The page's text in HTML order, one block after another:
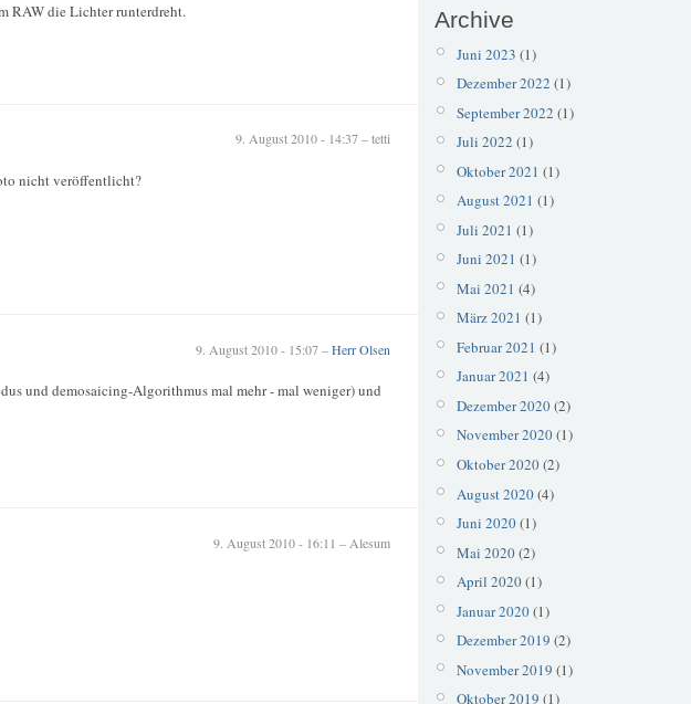
RAW die Lichter runterdreht.
9. August 2010 - 14:37 – tetti
nicht veröffentlicht?
9. August 2010 - 15:07 –Herr Olsen
und demosaicing-Algorithmus mal mehr - mal weniger) und
9. August 2010 - 16:11 – Alesum
Archive
Juni 2023 (1)
Dezember 2022 (1)
September 2022 (1)
Juli 2022 (1)
Oktober 2021 (1)
August 2021 (1)
Juli 2021 (1)
Juni 2021 (1)
Mai 2021 (4)
März 2021 (1)
Februar 2021 (1)
Januar 2021 (4)
Dezember 2020(2)
November 2020(1)
Oktober 2020(2)
August 2020(4)
Juni 2020(1)
Mai 2020(2)
April 2020(1)
Januar 2020(1)
Dezember 2019 (2)
November 2019 (1)
Oktober 2019 (1)